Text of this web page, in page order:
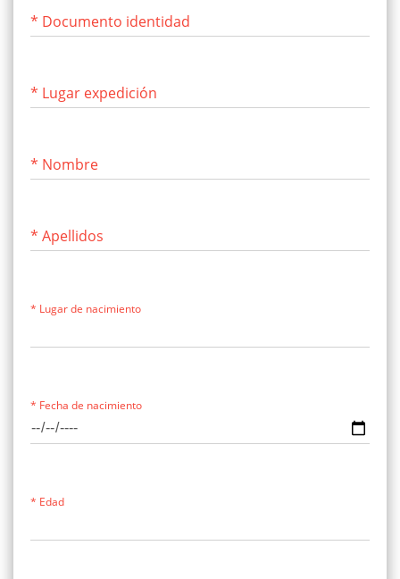
* Documento identidad
* Lugar expedición
* Nombre
* Apellidos
* Lugar de nacimiento
* Fecha de nacimiento
* Edad